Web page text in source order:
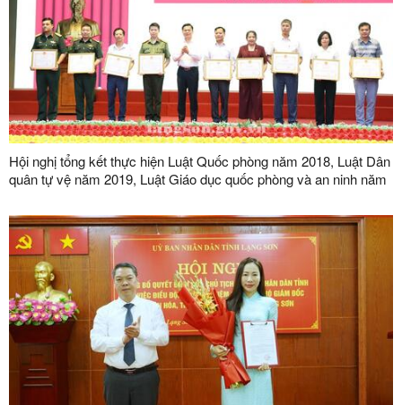
Hội nghị tổng kết thực hiện Luật Quốc phòng năm 2018, Luật Dân
quân tự vệ năm 2019, Luật Giáo dục quốc phòng và an ninh năm